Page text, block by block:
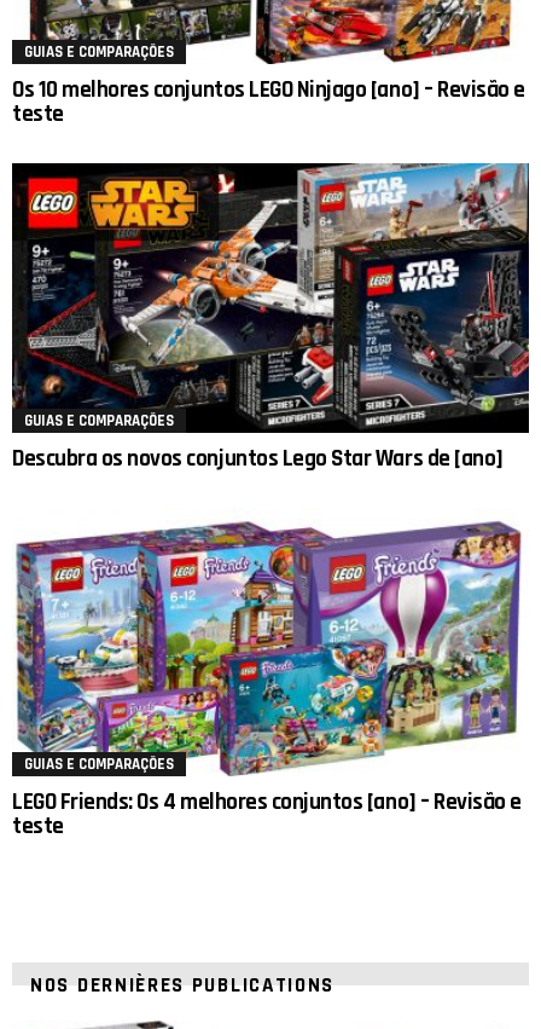
GUIAS E COMPARAÇÕES
Os 10 melhores conjuntos LEGO Ninjago [ano] – Revisão e
teste
GUIAS E COMPARAÇÕES
Descubra os novos conjuntos Lego Star Wars de [ano]
GUIAS E COMPARAÇÕES
LEGO Friends: Os 4 melhores conjuntos [ano] – Revisão e
teste
NOS DERNIÈRES PUBLICATIONS